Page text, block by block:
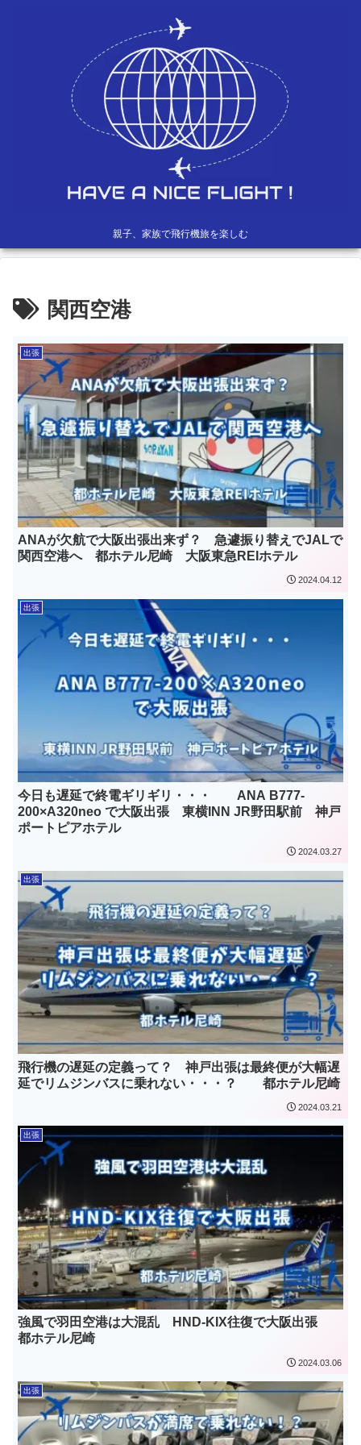
親子、家族で飛行機旅を楽しむ
関西空港
出張
ANAが欠航で大阪出張出来ず？ 急遽振り替えでJALで
関西空港へ 都ホテル尼崎 大阪東急REIホテル
2024.04.12
出張
今日も遅延で終電ギリギリ・・・ ANA B777-
200×A320neo で大阪出張 東横INN JR野田駅前 神戸
ポートピアホテル
2024.03.27
出張
飛行機の遅延の定義って？ 神戸出張は最終便が大幅遅
延でリムジンバスに乗れない・・・？ 都ホテル尼崎
2024.03.21
出張
強風で羽田空港は大混乱 HND-KIX往復で大阪出張
都ホテル尼崎
2024.03.06
出張